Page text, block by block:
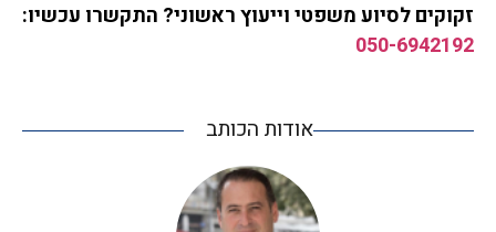
זקוקים לסיוע משפטי וייעוץ ראשוני? התקשרו עכשיו:
050-6942192
אודות הכותב